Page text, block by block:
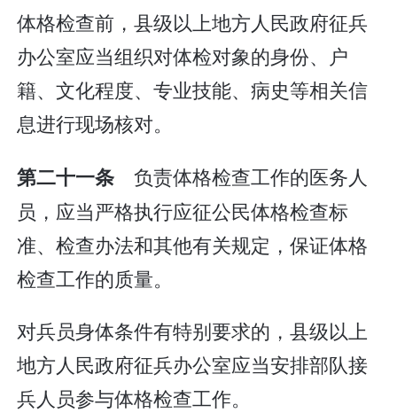
体格检查前，县级以上地方人民政府征兵
办公室应当组织对体检对象的身份、户
籍、文化程度、专业技能、病史等相关信
息进行现场核对。
第二十一条 负责体格检查工作的医务人
员，应当严格执行应征公民体格检查标
准、检查办法和其他有关规定，保证体格
检查工作的质量。
对兵员身体条件有特别要求的，县级以上
地方人民政府征兵办公室应当安排部队接
兵人员参与体格检查工作。